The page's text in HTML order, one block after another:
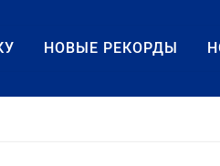
НОВЫЕ РЕКОРДЫ